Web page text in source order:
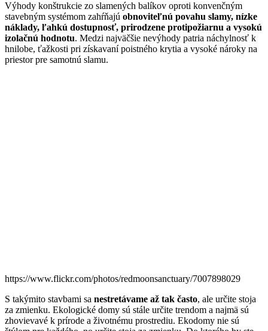
Výhody konštrukcie zo slamených balíkov oproti konvenčným
stavebným systémom zahŕňajú obnoviteľnú povahu slamy, nízke
náklady, ľahkú dostupnosť, prirodzene protipožiarnu a vysokú
izolačnú hodnotu. Medzi najväčšie nevýhody patria náchylnosť k
hnilobe, ťažkosti pri získavaní poistného krytia a vysoké nároky na
priestor pre samotnú slamu.
https://www.flickr.com/photos/redmoonsanctuary/7007898029
S takýmito stavbami sa nestretávame až tak často, ale určite stoja
za zmienku. Ekologické domy sú stále určite trendom a najmä sú
zhovievavé k prírode a životnému prostrediu. Ekodomy nie sú